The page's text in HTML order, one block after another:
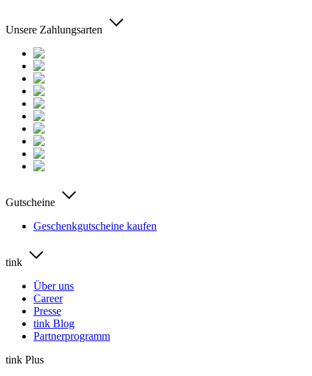
Unsere Zahlungsarten
Gutscheine
Geschenkgutscheine kaufen
tink
Über uns
Career
Presse
tink Blog
Partnerprogramm
tink Plus